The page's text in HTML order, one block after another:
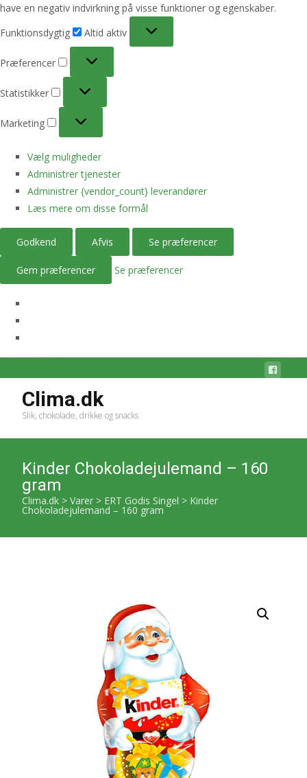
have en negativ indvirkning på visse funktioner og egenskaber.
Funktionsdygtig
Altid aktiv
Præferencer
Statistikker
Marketing
Vælg muligheder
Administrer tjenester
Administrer {vendor_count} leverandører
Læs mere om disse formål
Godkend Afvis Se præferencer
Gem præferencer Se præferencer
Clima.dk
Slik, chokolade, drikke og snacks
Kinder Chokoladejulemand – 160
gram
Clima.dk > Varer > ERT Godis Singel > Kinder
Chokoladejulemand – 160 gram